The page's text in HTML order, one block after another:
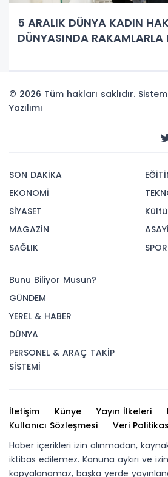
5 ARALIK DÜNYA KADIN
DÜNYASINDA
© 2026 Tüm hakları saklıdır.
Yazılımı
SON DAKİKA
EKONOMİ
SİYASET
MAGAZİN
SAĞLIK
SPOR
Bunu Biliyor Musun?
GÜNDEM
YEREL & HABER
DÜNYA
PERSONEL & ARAÇ TAKİP
SİSTEMİ
İletişim Künye Yayın İlkeleri
Kullanıcı Sözleşmesi
Veri
Haber içerikleri izin alınmadan,
iktibas edilemez. Kanuna aykırı ve
kopyalanamaz, başka yerde